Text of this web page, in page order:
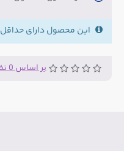
بر اساس 0 نظر
این محصول دارای حداقل 10 عدد خرید می باشد